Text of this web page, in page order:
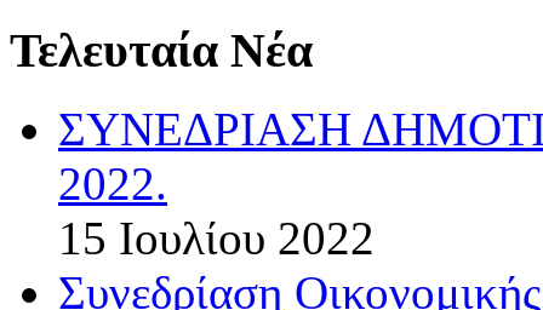
Τελευταία Νέα
ΣΥΝΕΔΡΙΑΣΗ
2022.
15 Ιουλίου 2022
Συνεδρίαση